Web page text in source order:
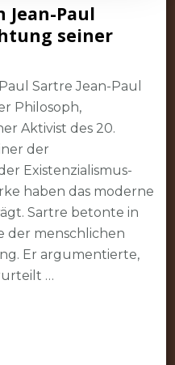
Jean-Paul
seiner
Sartre Jean-Paul
Philosoph,
Aktivist des 20.
der
Existenzialismus-
haben das moderne
Sartre betonte in
der menschlichen
Er argumentierte,
…